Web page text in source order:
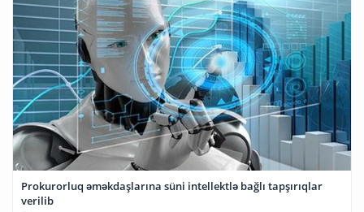
Prokurorluq əməkdaşlarına süni intellektlə bağlı tapşırıqlar
verilib